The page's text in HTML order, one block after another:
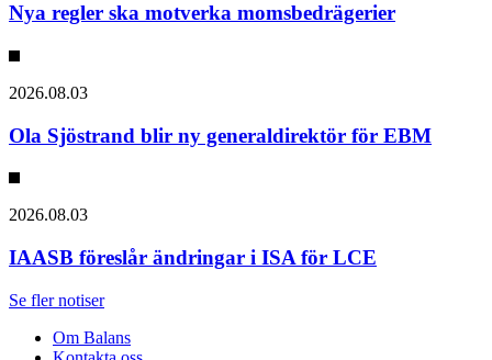
Nya regler ska motverka momsbedrägerier
2026.08.03
Ola Sjöstrand blir ny generaldirektör för EBM
2026.08.03
IAASB föreslår ändringar i ISA för LCE
Se fler notiser
Om Balans